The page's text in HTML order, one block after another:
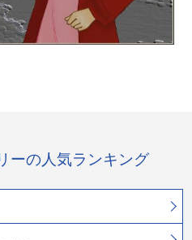
ーの人気ランキング